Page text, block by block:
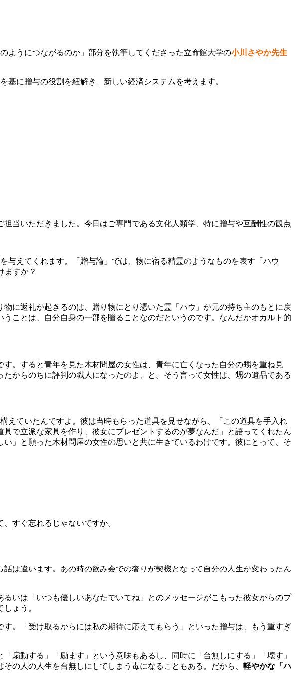
ようにつながるのか」部分を執筆してくださった立命館大学の小川さやか先生
基に贈与の役割を紐解き、新しい経済システムを考えます。
当いただきました。今日はご専門である文化人類学、特に贈与や互酬性の観点
与えてくれます。「贈与論」では、物に宿る精霊のようなものを表す「ハウ
ますか？
に返礼が起きるのは、贈り物にとり憑いた霊「ハウ」が元の持ち主のもとに戻
ことは、自分自身の一部を贈ることなのだというのです。なんだかオカルト的
。すると青年を見た木材問屋の女性は、青年に亡くなった自分の甥を重ね見
からのちに評判の職人になったのよ、と。そう言って女性は、甥の遺品である
えていたんですよ。彼は当時もらった道具を見せながら、「この道具を手入れ
で立派な家具を作り、彼女にプレゼントするのが夢なんだ」と語ってくれたん
」と願った木材問屋の女性の思いと共に生きているわけです。彼にとって、そ
すぐ忘れるじゃないですか。
は違います。あの時の飲み会での奢りが契機となって自分の人生が変わったん
いは「いつも優しいあなたでいてね」とのメッセージがこもった彼女からのプ
ょう。
。「受け取るからには私の期待に応えてもらう」といった贈与は、もう重すぎ
扇動する」「励ます」という意味もあるし、同時に「台無しにする」「壊す」
の人の人生を台無しにしてしまう毒になることもある。だから、 軽やかな「ハ